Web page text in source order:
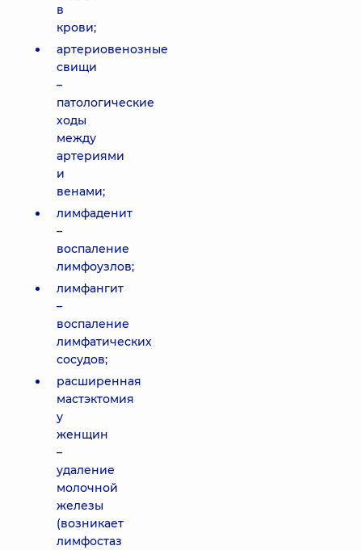
в
крови;
артериовенозные
свищи
–
патологические
ходы
между
артериями
и
венами;
лимфаденит
–
воспаление
лимфоузлов;
лимфангит
–
воспаление
лимфатических
сосудов;
расширенная
мастэктомия
у
женщин
–
удаление
молочной
железы
(возникает
лимфостаз